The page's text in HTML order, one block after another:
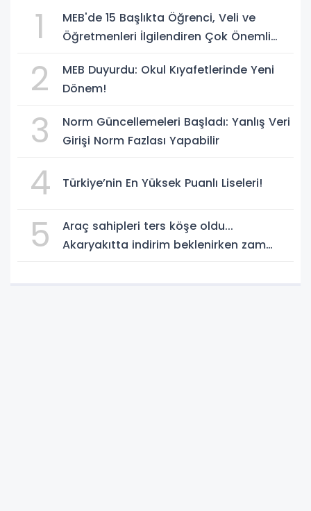
1
MEB'de 15 Başlıkta Öğrenci, Veli ve
Öğretmenleri İlgilendiren Çok Önemli
2
MEB Duyurdu: Okul Kıyafetlerinde Yeni
Dönem!
3
Norm Güncellemeleri Başladı: Yanlış Veri
Girişi Norm Fazlası Yapabilir
4 Türkiye’nin En Yüksek Puanlı Liseleri!
5
Araç sahipleri ters köşe oldu...
Akaryakıtta indirim beklenirken zam